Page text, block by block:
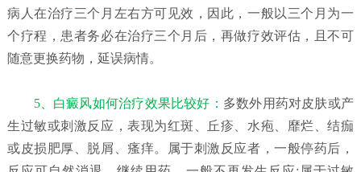
病人在治疗三个月左右方可见效，因此，一般以三个月为一
个疗程，患者务必在治疗三个月后，再做疗效评估，且不可
随意更换药物，延误病情。
5、白癜风如何治疗效果比较好： 多数外用药对皮肤或产
生过敏或刺激反应，表现为红斑、丘疹、水疱、靡烂、结痂
或皮损肥厚、脱屑、瘙痒。属于刺激反应者，一般停药后，